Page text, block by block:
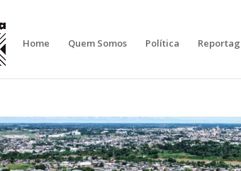
Home Quem Somos Política